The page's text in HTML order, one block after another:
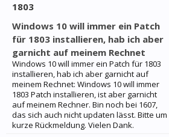
1803
Windows 10 will immer ein Patch
für 1803 installieren, hab ich aber
garnicht auf meinem Rechnet
Windows 10 will immer ein Patch für 1803
installieren, hab ich aber garnicht auf
meinem Rechnet: Windows 10 will immer
1803 Patch installieren, ist aber garnicht
auf meinem Rechner. Bin noch bei 1607,
das sich auch nicht updaten lässt. Bitte um
kurze Rückmeldung. Vielen Dank.